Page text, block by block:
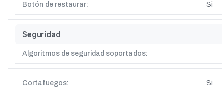
Botón de restaurar: Si
Seguridad
Algoritmos de seguridad soportados:
Cortafuegos: Si